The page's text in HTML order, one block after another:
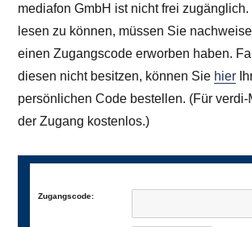
mediafon GmbH ist nicht frei zugänglich.
lesen zu können, müssen Sie
einen Zugangscode erworben haben.
diesen nicht besitzen, können Sie hier
persönlichen Code bestellen. (Für
der Zugang kostenlos.)
Zugangscode: